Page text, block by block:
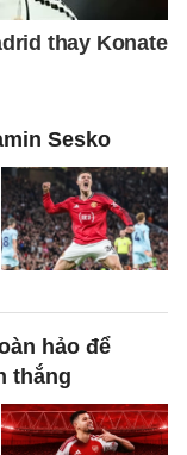
Sesko
hảo để
thắng